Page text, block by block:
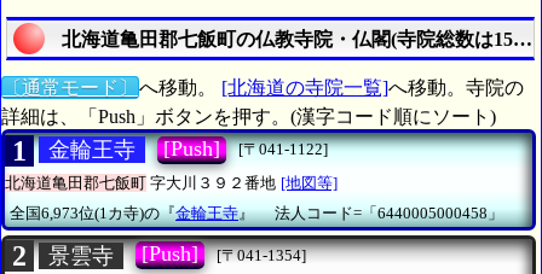
北海道亀田郡七飯町の仏教寺院・仏閣(寺院総数は15カ
〔通常モード〕 へ移動。 [北海道の寺院一覧]へ移動。寺院の
詳細は、「Push」ボタンを押す。(漢字コード順にソート)
1 金輪王寺 [Push]
[〒041-1122]
北海道亀田郡七飯町 字大川３９２番地 [地図等]
全国6,973位(1カ寺)の『金輪王寺』 法人コード=「6440005000458」
2 景雲寺 [Push]
[〒041-1354]